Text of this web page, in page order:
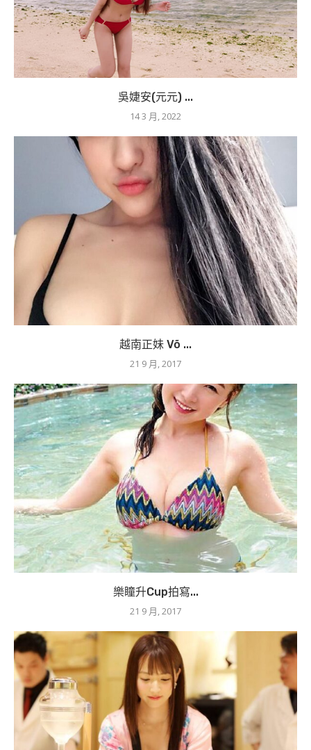
吳婕安(元元) ...
14 3 月, 2022
越南正妹 Võ ...
21 9 月, 2017
樂瞳升Cup拍寫...
21 9 月, 2017